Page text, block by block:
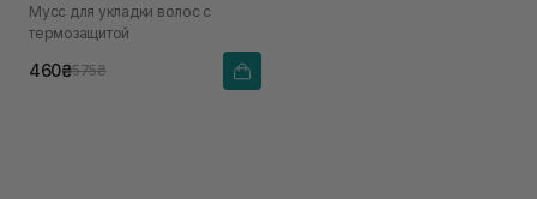
Мусс для укладки волос с
термозащитой
460₴575₴